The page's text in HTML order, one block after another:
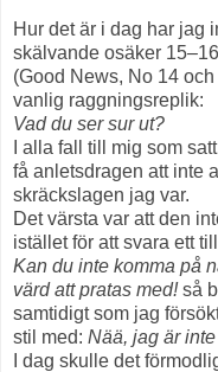
Hur det är i dag har jag
skälvande osäker
(Good News, No 14
vanlig raggningsreplik:
Vad du ser sur ut?
I alla fall till mig som
få anletsdragen att inte
skräckslagen jag var.
Det värsta var att den
istället för att svara ett
Kan du inte komma på
värd att pratas med!så
samtidigt som jag
stil med: Nää, jag är
I dag skulle det